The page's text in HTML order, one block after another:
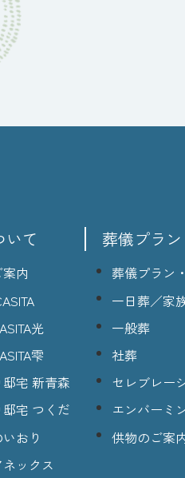
いて
内
光
雫
宅 新青森
宅 つくだ
おり
ックス
葬儀プラ
葬儀プラン
一日葬／家
一般葬
社葬
セレブレー
エンバーミ
供物のご案